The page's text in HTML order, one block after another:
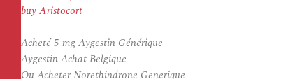
buy Aristocort
Acheté 5 mg Aygestin Générique
Aygestin Achat Belgique
Ou Acheter Norethindrone Generique